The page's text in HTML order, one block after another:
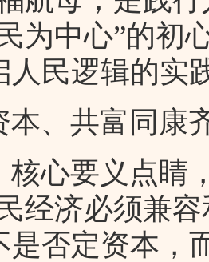
为中心”的初
人民逻辑的实
、共富同康
心要义点睛
经济必须兼
是否定资本，